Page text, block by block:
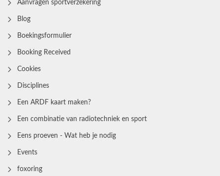
Aanvragen sportverzekering
Blog
Boekingsformulier
Booking Received
Cookies
Disciplines
Een ARDF kaart maken?
Een combinatie van radiotechniek en sport
Eens proeven - Wat heb je nodig
Events
foxoring